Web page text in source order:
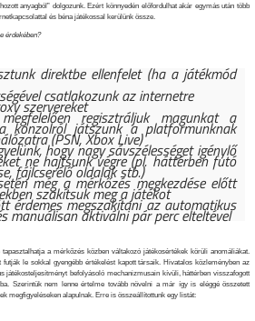
anyagból” dolgozunk. Ezért könnyedén előfordulhat akár egymás után több
és béna játékossal kerülünk össze.
érdekében?
direktbe ellenfelet (ha a játékmód
csatlakozunk az internetre
szervereketregisztráljuk magunkat a
konzolról játszunk a platformunknak
(PSN, Xbox Live)
hogy nagy sávszélességet igénylő
ne hajtsunk végre (pl. háttérben futó
fájlcserélő oldalak stb.)
még a mérkőzés megkezdése előtt
szakítsuk meg a játékot
érdemes megszakítani az automatikus
manuálisan aktiválni pár perc elteltével
a mérkőzés közben váltakozó játékosértékek körüli anomáliákat.
le sokkal gyengébb értékelést kapott társaik. Hivatalos közleményben az
játékosteljesítményt befolyásoló mechanizmusain kívüli, háttérben visszafogott
Szerintük nem lenne értelme tovább növelni a már így is eléggé összetett
megfigyeléseken alapulnak. Erre is összeállítottunk egy listát: